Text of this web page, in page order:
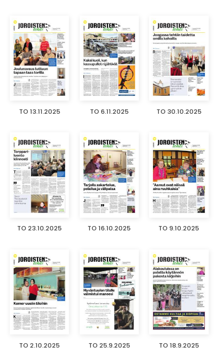
TO 13.11.2025 TO 6.11.2025 TO 30.10.2025
TO 23.10.2025 TO 16.10.2025 TO 9.10.2025
TO 2.10.2025 TO 25.9.2025 TO 18.9.2025